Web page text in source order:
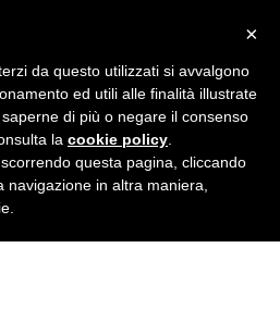
×
da questo utilizzati si avvalgono
ed utili alle finalità illustrate
di più o negare il consenso
la cookie policy
questa pagina, cliccando
in altra maniera,